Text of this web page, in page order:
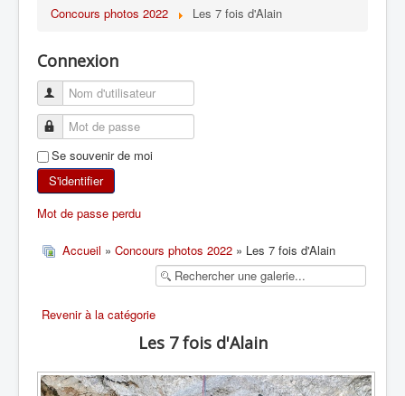
TOUT SUR LE GUMS
ESCALADE
ALPINISME
SKI DE RANDONNÉE
RANDONNÉE SPORTIVE
Concours photos 2022
Les 7 fois d'Alain
Connexion
Se souvenir de moi
S'identifier
Mot de passe perdu
Accueil » Concours photos 2022 » Les 7 fois d'Alain
Revenir à la catégorie
Les 7 fois d'Alain